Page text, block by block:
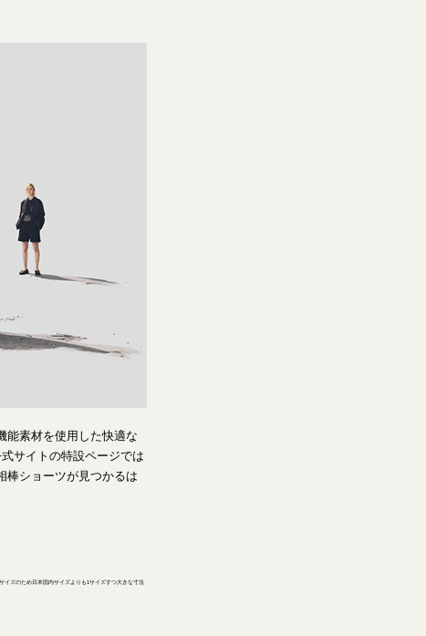
能素材を使用した快適な
サイトの特設ページでは
棒ショーツが見つかるは
ズのため日本国内サイズよりも1サイズすつ大きな寸法